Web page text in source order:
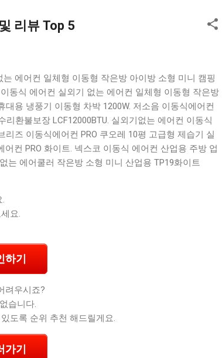
리뷰 Top 5
에어컨 일체형 이동형 작은방 아이방 소형 미니 캠핑
동식 에어컨 실외기 없는 에어컨 일체형 이동형 작은방
용 냉풍기 이동형 차박 1200W. 저소음 이동식에어컨
환불보장 LCF12000BTU. 실외기없는 에어컨 이동식
즈 이동식에어컨 PRO 쿠오레 10평 고급형 제습기 실
컨 PRO 화이트. 넥스코 이동식 에어컨 산업용 주방 업
는 에어쿨러 작은방 소형 미니 산업용 TP19화이트
.
요.
하기
려우시죠?
습니다.
도록 순위 추천 해드릴게요.
가기